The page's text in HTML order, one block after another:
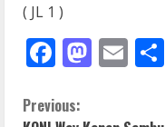
( JL 1 )
Facebook
C
Previous: